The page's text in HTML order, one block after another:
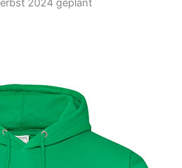
2024 geplant